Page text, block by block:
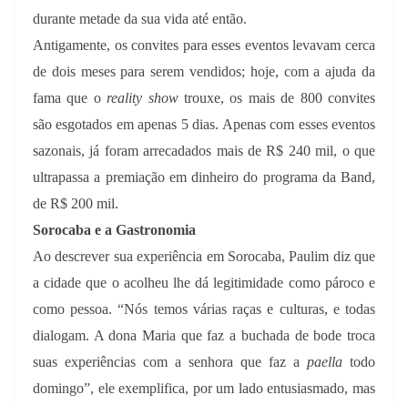
durante metade da sua vida até então.
Antigamente, os convites para esses eventos levavam cerca
de dois meses para serem vendidos; hoje, com a ajuda da
fama que oreality showtrouxe, os mais de 800 convites
são esgotados em apenas 5 dias. Apenas com esses eventos
sazonais, já foram arrecadados mais de R$ 240 mil, o que
ultrapassa a premiação em dinheiro do programa da Band,
de R$ 200 mil.
Sorocaba e a Gastronomia
Ao descrever sua experiência em Sorocaba, Paulim diz que
a cidade que o acolheu lhe dá legitimidade como pároco e
como pessoa. “Nós temos várias raças e culturas, e todas
dialogam. A dona Maria que faz a buchada de bode troca
suas experiências com a senhora que faz a paella todo
domingo”, ele exemplifica, por um lado entusiasmado, mas